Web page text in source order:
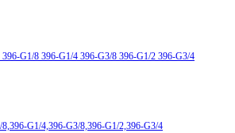
G1/8 396-G1/4 396-G3/8 396-G1/2 396-G3/4
G1/4,396-G3/8,396-G1/2,396-G3/4